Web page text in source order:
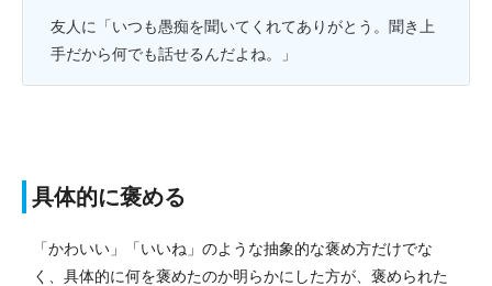
友人に「いつも愚痴を聞いてくれてありがとう。聞き上
手だから何でも話せるんだよね。」
具体的に褒める
「かわいい」「いいね」のような抽象的な褒め方だけでな
く、具体的に何を褒めたのか明らかにした方が、褒められた